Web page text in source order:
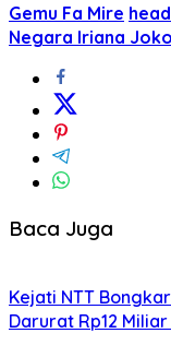
Gemu Fa Mire
Negara Iriana
Baca Juga
Kejati NTT
Darurat Rp12